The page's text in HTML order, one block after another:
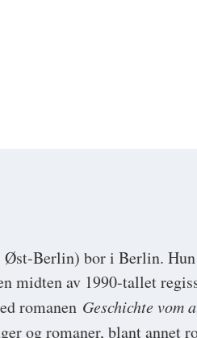
Berlin) bor i Berlin.
midten av 1990-tallet
romanen Geschichte vom
og romaner, blant annet